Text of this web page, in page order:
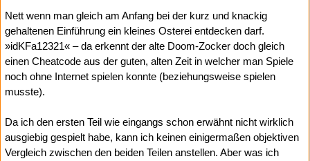
Nett wenn man gleich am Anfang bei der kurz und knackig
gehaltenen Einführung ein kleines Osterei entdecken darf.
»idKFa12321« – da erkennt der alte Doom-Zocker doch gleich
einen Cheatcode aus der guten, alten Zeit in welcher man Spiele
noch ohne Internet spielen konnte (beziehungsweise spielen
musste).
Da ich den ersten Teil wie eingangs schon erwähnt nicht wirklich
ausgiebig gespielt habe, kann ich keinen einigermaßen objektiven
Vergleich zwischen den beiden Teilen anstellen. Aber was ich